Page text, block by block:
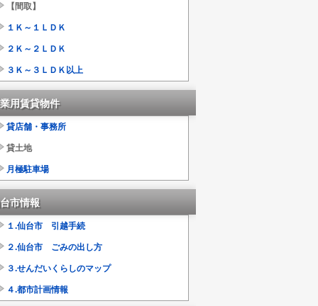
【間取】
１Ｋ～１ＬＤＫ
２Ｋ～２ＬＤＫ
３Ｋ～３ＬＤＫ以上
用賃貸物件
貸店舗・事務所
貸土地
月極駐車場
市情報
１.仙台市 引越手続
２.仙台市 ごみの出し方
３.せんだいくらしのマップ
４.都市計画情報